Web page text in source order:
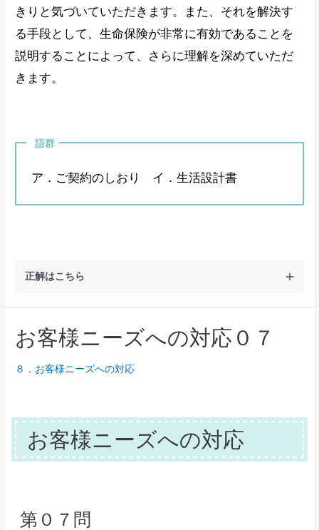
きりと気づいていただきます。また、それを解決す
る手段として、生命保険が非常に有効であることを
説明することによって、さらに理解を深めていただ
きます。
語群
ア．ご契約のしおり イ．生活設計書
正解はこちら
お客様ニーズへの対応０７
８．お客様ニーズへの対応
お客様ニーズへの対応
第０７問